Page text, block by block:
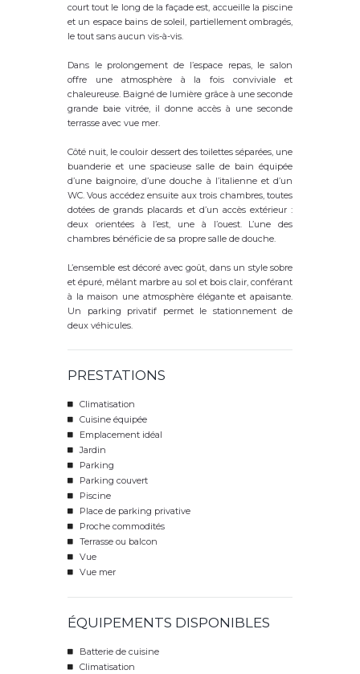
court tout le long de la façade est, accueille la piscine
et un espace bains de soleil, partiellement ombragés,
le tout sans aucun vis-à-vis.
Dans le prolongement de l’espace repas, le salon
offre une atmosphère à la fois conviviale et
chaleureuse. Baigné de lumière grâce à une seconde
grande baie vitrée, il donne accès à une seconde
terrasse avec vue mer.
Côté nuit, le couloir dessert des toilettes séparées, une
buanderie et une spacieuse salle de bain équipée
d’une baignoire, d’une douche à l’italienne et d’un
WC. Vous accédez ensuite aux trois chambres, toutes
dotées de grands placards et d’un accès extérieur :
deux orientées à l’est, une à l’ouest. L’une des
chambres bénéficie de sa propre salle de douche.
L’ensemble est décoré avec goût, dans un style sobre
et épuré, mêlant marbre au sol et bois clair, conférant
à la maison une atmosphère élégante et apaisante.
Un parking privatif permet le stationnement de
deux véhicules.
PRESTATIONS
Climatisation
Cuisine équipée
Emplacement idéal
Jardin
Parking
Parking couvert
Piscine
Place de parking privative
Proche commodités
Terrasse ou balcon
Vue
Vue mer
ÉQUIPEMENTS DISPONIBLES
Batterie de cuisine
Climatisation